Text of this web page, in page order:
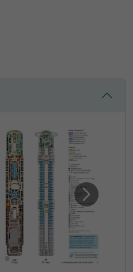
besteht die Mein Schiff
einer TUI Cruises-
an
sehr vielfältig. Zu den
und modern
auch zwei, die sich
Besonders luxuriös
Ausblick
Suite mit einer 47-
die zweistöckige Himmel
An ausgesprochene